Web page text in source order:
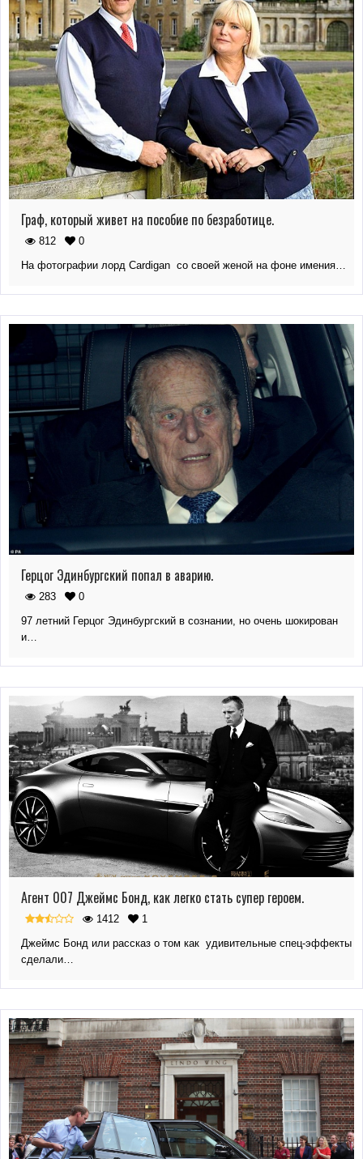
Граф, который живет на пособие по безработице.
812
0
На фотографии лорд Cardigan со своей женой на фоне имения…
Герцог Эдинбургский попал в аварию.
283
0
97 летний Герцог Эдинбургский в сознании, но очень шокирован
и…
Агент 007 Джеймс Бонд, как легко стать супер героем.
1412
1
Джеймс Бонд или рассказ о том как удивительные спец-эффекты
сделали…